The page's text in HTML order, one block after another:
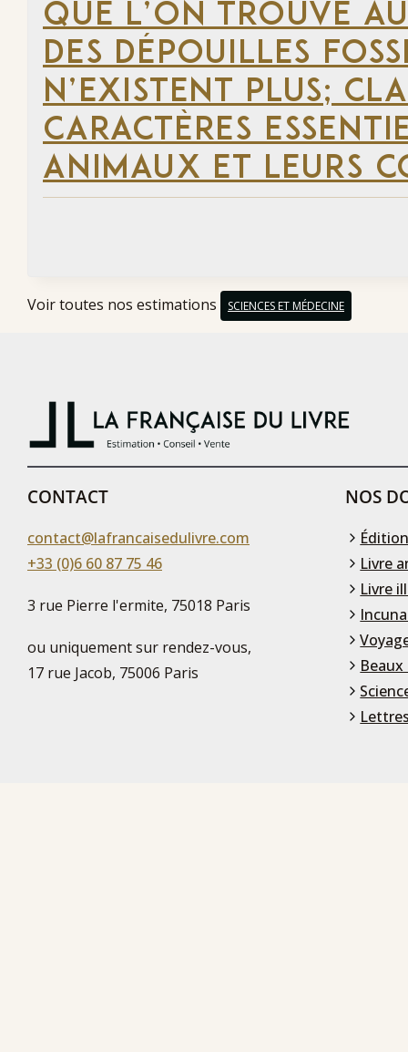
QUE L’ON TROUVE
DES DÉPOUILLES
N’EXISTENT PLUS;
CARACTÈRES
ANIMAUX ET LEURS
Voir toutes nos estimations SCIENCES ET MÉDECINE
CONTACT
contact@lafrancaisedulivre.com
+33 (0)6 60 87 75 46
3 rue Pierre l'ermite, 75018 Paris
ou uniquement sur rendez-vous,
17 rue Jacob, 75006 Paris
NOS
Livre
Livre